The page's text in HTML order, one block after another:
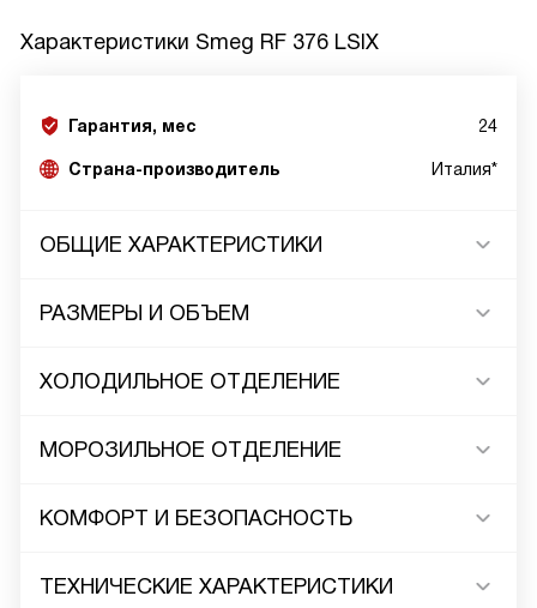
Характеристики Smeg RF 376 LSIX
Гарантия, мес 24
Страна-производитель Италия*
ОБЩИЕ ХАРАКТЕРИСТИКИ
РАЗМЕРЫ И ОБЪЕМ
ХОЛОДИЛЬНОЕ ОТДЕЛЕНИЕ
МОРОЗИЛЬНОЕ ОТДЕЛЕНИЕ
КОМФОРТ И БЕЗОПАСНОСТЬ
ТЕХНИЧЕСКИЕ ХАРАКТЕРИСТИКИ